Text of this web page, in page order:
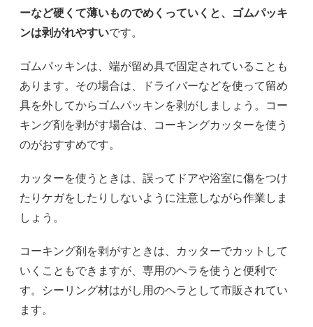
ーなど硬くて薄いものでめくっていくと、ゴムパッキ
ンは剥がれやすいです。
ゴムパッキンは、端が留め具で固定されていることも
あります。その場合は、ドライバーなどを使って留め
具を外してからゴムパッキンを剥がしましょう。コー
キング剤を剥がす場合は、コーキングカッターを使う
のがおすすめです。
カッターを使うときは、誤ってドアや浴室に傷をつけ
たりケガをしたりしないように注意しながら作業しま
しょう。
コーキング剤を剥がすときは、カッターでカットして
いくこともできますが、専用のヘラを使うと便利で
す。シーリング材はがし用のヘラとして市販されてい
ます。